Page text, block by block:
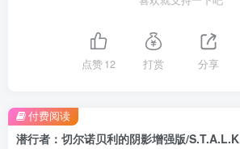
点赞12 打赏 分享
付费阅读